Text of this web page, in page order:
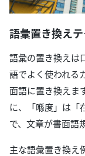
語彙置き換え
語彙の置き換えは
語でよく使われる
面語に置き換えま
に、「喺度」は「
で、文章が書面語
主な語彙置き換え